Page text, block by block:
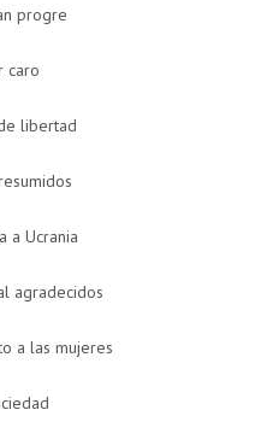
progre
caro
libertad
a Ucrania
agradecidos
a las mujeres